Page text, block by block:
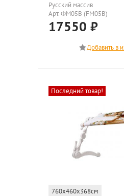
Русский массив
Арт. ФМ05В (FM05B)
17550 ₽
Последний товар!
760x460x368см